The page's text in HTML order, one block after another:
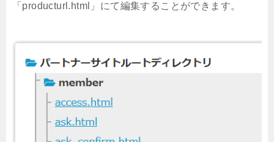
「producturl.html」にて編集することができます。